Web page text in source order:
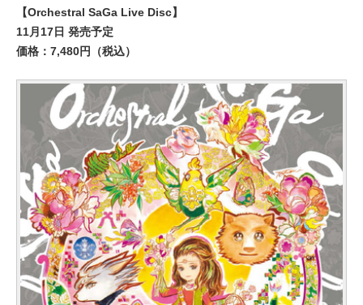
【Orchestral SaGa Live Disc】
11月17日 発売予定
価格：7,480円（税込）